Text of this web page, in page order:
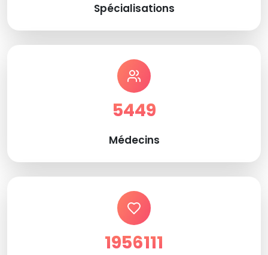
Spécialisations
5449
Médecins
1956111